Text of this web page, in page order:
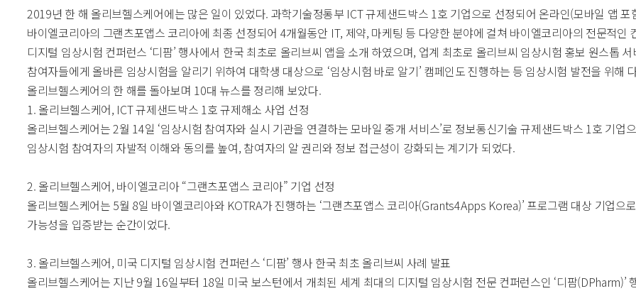
2019년 한 해 올리브헬스케어에는 많은 일이 있었다. 과학기술정통부 ICT 규제샌드박스 1호 기업으로 선정되어 온라인(모바일 앱
바이엘코리아의 그랜츠포앱스 코리아에 최종 선정되어 4개월동안 IT, 제약, 마케팅 등 다양한 분야에 걸쳐 바이엘코리아의 전문적
디지털 임상시험 컨퍼런스 ‘디팜’ 행사에서 한국 최초로 올리브씨 앱을 소개 하였으며, 업계 최초로 올리브씨 임상시험 홍보 원스톱
참여자들에게 올바른 임상시험을 알리기 위하여 대학생 대상으로 ‘임상시험 바로 알기’ 캠페인도 진행하는 등 임상시험 발전을 위
올리브헬스케어의 한 해를 돌아보며 10대 뉴스를 정리해 보았다.
1. 올리브헬스케어, ICT 규제샌드박스 1호 규제해소 사업 선정
올리브헬스케어는 2월 14일 ‘임상시험 참여자와 실시 기관을 연결하는 모바일 중개 서비스’로 정보통신기술 규제샌드박스 1호 기
임상시험 참여자의 자발적 이해와 동의를 높여, 참여자의 알 권리와 정보 접근성이 강화되는 계기가 되었다.
2. 올리브헬스케어, 바이엘코리아 “그랜츠포앱스 코리아” 기업 선정
올리브헬스케어는 5월 8일 바이엘코리아와 KOTRA가 진행하는 ‘그랜츠포앱스 코리아(Grants4Apps Korea)’ 프로그램 대상 기업
가능성을 입증받는 순간이었다.
3. 올리브헬스케어, 미국 디지털 임상시험 컨퍼런스 ‘디팜’ 행사 한국 최초 올리브씨 사례 발표
올리브헬스케어는 지난 9월 16일부터 18일 미국 보스턴에서 개최된 세계 최대의 디지털 임상시험 전문 컨퍼런스인 ‘디팜